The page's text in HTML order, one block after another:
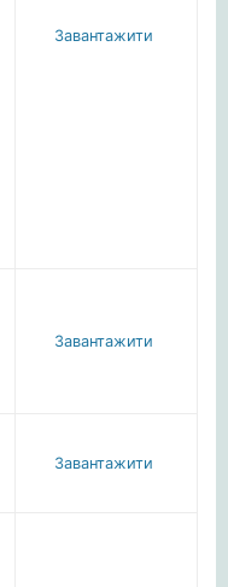
Завантажити
Завантажити
Завантажити